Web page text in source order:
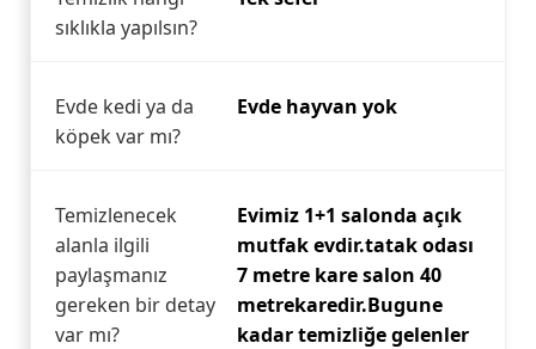
sıklıkla yapılsın?
Evde kedi ya da
köpek var mı?
Evde hayvan yok
Temizlenecek
alanla ilgili
paylaşmanız
gereken bir detay
var mı?
Evimiz 1+1 salonda açık
mutfak evdir.tatak odası
7 metre kare salon 40
metrekaredir.Bugune
kadar temizliğe gelenler